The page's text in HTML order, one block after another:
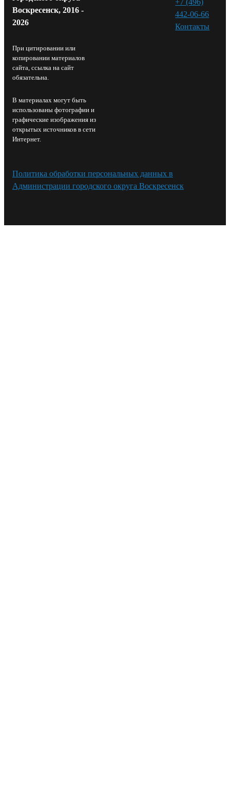
Воскресенск, 2016 -
2026
При цитировании или
копировании материалов
сайта, ссылка на сайт
обязательна.
В материалах могут быть
использованы фотографии и
графические изображения из
открытых источников в сети
Интернет.
442-06-66
Контакты⁠
Политика обработки персональных данных в
Администрации городского округа Воскресенск